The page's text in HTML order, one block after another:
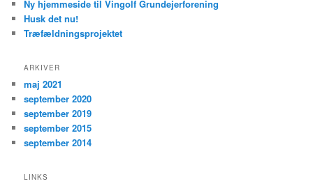
Ny hjemmeside til Vingolf Grundejerforening
Husk det nu!
Træfældningsprojektet
ARKIVER
maj 2021
september 2020
september 2019
september 2015
september 2014
LINKS